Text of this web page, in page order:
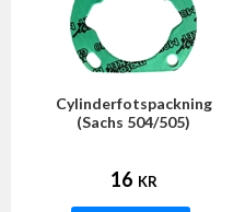
Cylinderfotspackning
(Sachs 504/505)
16 KR